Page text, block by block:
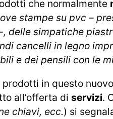
che normalmente
stampe su pvc –
delle simpatiche
cancelli in legno
e dei pensili con le
prodotti in questo
all’offerta di servizi.
chiavi, ecc.) si